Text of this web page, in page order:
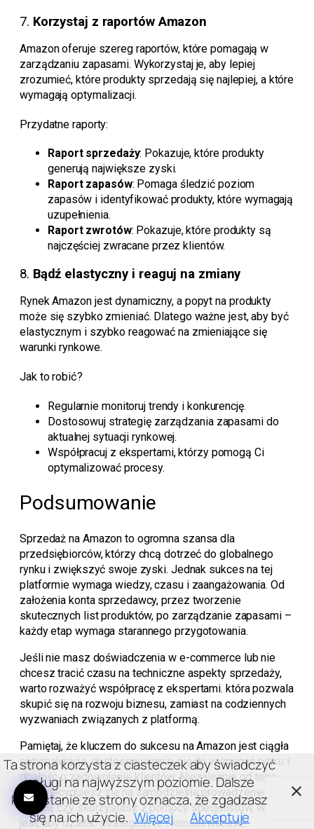
7. Korzystaj z raportów Amazon
Amazon oferuje szereg raportów, które pomagają w
zarządzaniu zapasami. Wykorzystaj je, aby lepiej
zrozumieć, które produkty sprzedają się najlepiej, a które
wymagają optymalizacji.
Przydatne raporty:
Raport sprzedaży: Pokazuje, które produkty
generują największe zyski.
Raport zapasów: Pomaga śledzić poziom
zapasów i identyfikować produkty, które wymagają
uzupełnienia.
Raport zwrotów: Pokazuje, które produkty są
najczęściej zwracane przez klientów.
8. Bądź elastyczny i reaguj na zmiany
Rynek Amazon jest dynamiczny, a popyt na produkty
może się szybko zmieniać. Dlatego ważne jest, aby być
elastycznym i szybko reagować na zmieniające się
warunki rynkowe.
Jak to robić?
Regularnie monitoruj trendy i konkurencję.
Dostosowuj strategię zarządzania zapasami do
aktualnej sytuacji rynkowej.
Współpracuj z ekspertami, którzy pomogą Ci
optymalizować procesy.
Podsumowanie
Sprzedaż na Amazon to ogromna szansa dla
przedsiębiorców, którzy chcą dotrzeć do globalnego
rynku i zwiększyć swoje zyski. Jednak sukces na tej
platformie wymaga wiedzy, czasu i zaangażowania. Od
założenia konta sprzedawcy, przez tworzenie
skutecznych list produktów, po zarządzanie zapasami –
każdy etap wymaga starannego przygotowania.
Jeśli nie masz doświadczenia w e-commerce lub nie
chcesz tracić czasu na techniczne aspekty sprzedaży,
warto rozważyć współpracę z ekspertami. która pozwala
skupić się na rozwoju biznesu, zamiast na codziennych
wyzwaniach związanych z platformą.
Pamiętaj, że kluczem do sukcesu na Amazon jest ciągła
optymalizacja, dostosowywanie się do wymagań rynku i
dbałość o zadowolenie klientów. Niezależnie od tego,
czy zdecydujesz się na samodzielne prowadzenie
sklepu, czy skorzystasz z pomocy specjalistów, ważne
jest, aby działać strategicznie i konsekwentnie.
Ta strona korzysta z ciasteczek aby świadczyć
usługi na najwyższym poziomie. Dalsze
korzystanie ze strony oznacza, że zgadzasz
się na ich użycie. Więcej Akceptuje